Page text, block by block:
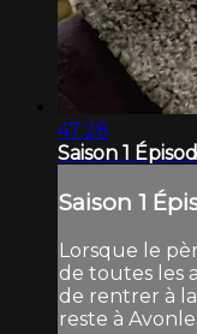
47:28
Saison 1
Saison 1
Lorsque le
de toutes les
de rentrer à
reste à